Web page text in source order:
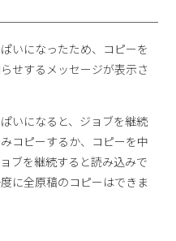
いになったため、コピーを
せするメッセージが表示さ
いになると、ジョブを継続
コピーするか、コピーを中
ブを継続すると読み込みで
に全原稿のコピーはできま